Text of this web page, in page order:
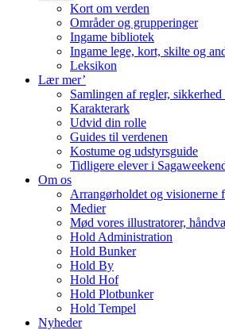
Kort om verden
Områder og grupperinger
Ingame bibliotek
Ingame lege, kort, skilte og
Leksikon
Lær mer’
Samlingen af regler,
Karakterark
Udvid din rolle
Guides til verdenen
Kostume og udstyrsguide
Tidligere elever i
Om os
Arrangørholdet og visionerne
Medier
Mød vores illustratorer,
Hold Administration
Hold Bunker
Hold By
Hold Hof
Hold Plotbunker
Hold Tempel
Nyheder